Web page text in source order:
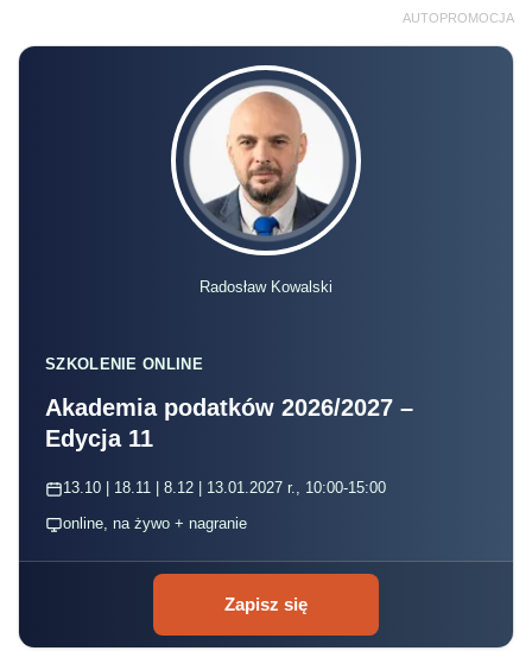
AUTOPROMOCJA
Radosław Kowalski
SZKOLENIE ONLINE
Akademia podatków 2026/2027 –
Edycja 11
13.10 | 18.11 | 8.12 | 13.01.2027 r., 10:00-15:00
online, na żywo + nagranie
Zapisz się